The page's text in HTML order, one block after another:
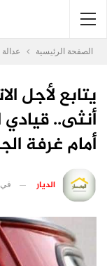
الصفحة الرئيسية عدالة
يتابع لأجل
أنثى..
أمام غرفة
الديار في